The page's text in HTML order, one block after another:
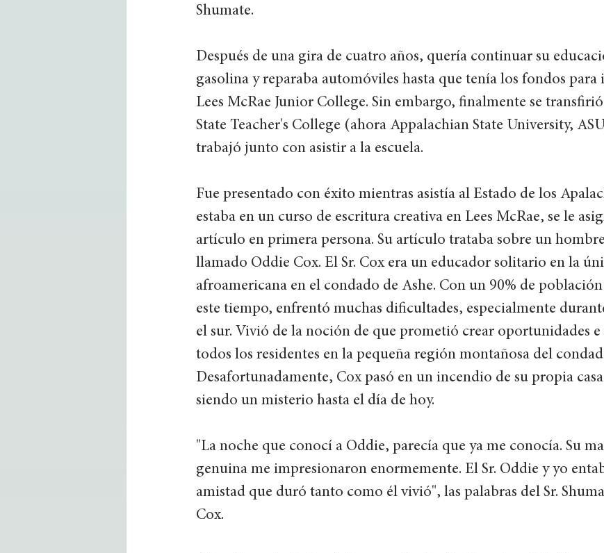
Shumate.
Después de una gira de cuatro años, quería continuar su
gasolina y reparaba automóviles hasta que tenía los fondos para
Lees McRae Junior College. Sin embargo, finalmente se
State Teacher's College (ahora Appalachian State University,
trabajó junto con asistir a la escuela.
Fue presentado con éxito mientras asistía al Estado de los
estaba en un curso de escritura creativa en Lees McRae, se le
artículo en primera persona. Su artículo trataba sobre un
llamado Oddie Cox. El Sr. Cox era un educador solitario en la
afroamericana en el condado de Ashe. Con un 90% de
este tiempo, enfrentó muchas dificultades, especialmente
el sur. Vivió de la noción de que prometió crear oportunidades
todos los residentes en la pequeña región montañosa del
Desafortunadamente, Cox pasó en un incendio de su propia
siendo un misterio hasta el día de hoy.
"La noche que conocí a Oddie, parecía que ya me conocía. Su
genuina me impresionaron enormemente. El Sr. Oddie y yo
amistad que duró tanto como él vivió", las palabras del Sr.
Cox.